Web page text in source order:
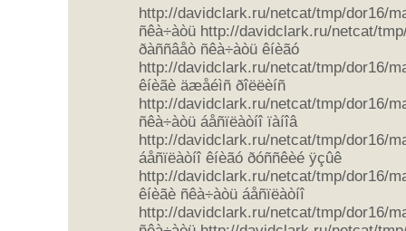
http://davidclark.ru/netcat/tmp/dor16/
ñêà÷àòü http://davidclark.ru/netcat/
ðàññâåò ñêà÷àòü êíèãó
http://davidclark.ru/netcat/tmp/dor16/
êíèãè äæåéìñ ðîëëèíñ
http://davidclark.ru/netcat/tmp/dor16/
ñêà÷àòü áåñïëàòíî ïàíîâ
http://davidclark.ru/netcat/tmp/dor16/
áåñïëàòíî êíèãó ðóññêèé ÿçûê
http://davidclark.ru/netcat/tmp/dor16/
êíèãè ñêà÷àòü áåñïëàòíî
http://davidclark.ru/netcat/tmp/dor16/